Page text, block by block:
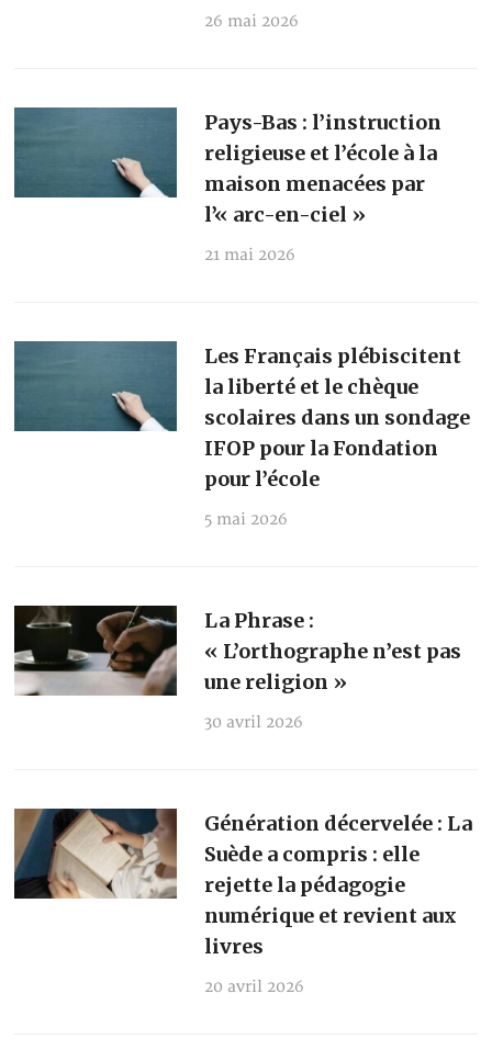
26 mai 2026
Pays-Bas : l’instruction
religieuse et l’école à la
maison menacées par
l’« arc-en-ciel »
21 mai 2026
Les Français plébiscitent
la liberté et le chèque
scolaires dans un sondage
IFOP pour la Fondation
pour l’école
5 mai 2026
La Phrase :
« L’orthographe n’est pas
une religion »
30 avril 2026
Génération décervelée : La
Suède a compris : elle
rejette la pédagogie
numérique et revient aux
livres
20 avril 2026